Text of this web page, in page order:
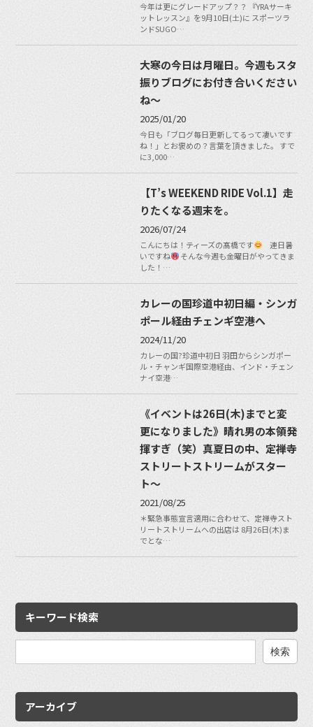
今年は更にグレードアップ？？ 『YRAサーキ
ットレッスン』を9月10日(土)に スポーツラ
ンドSUGO…
大寒の今日は月曜日。今週もスタ
振りブログにお付き合いください
ね〜
2025/01/20
今日も「ブログ毎日更新してるって凄いです
ね！」とお褒めの？言葉を頂きました。 すで
に3,000…
【T’s WEEKEND RIDE Vol.1】走
りたくなる週末を。
2026/07/24
こんにちは！ティーズの髙橋です
連日暑
いですね
そんな今週も金曜日がやってきま
した！…
カレーの国珍道中初日編・シンガ
ポール経由チェンギ空港へ
2024/11/20
カレーの国?珍道中初日 羽田からシンガポー
ル・チャンギ国際空港経由、インド・チェン
ナイ空港…
《イベントは26日(木)までと変
更になりました》晴れ男の本領発
揮すぎ（笑）真夏日の中、定禅寺
ストリートストリームがスター
ト〜
2021/08/25
＊緊急事態宣言適用に合わせて、定禅寺スト
リートストリームへの出店は 8月26日(木)ま
でとな…
キーワード検索
アーカイブ